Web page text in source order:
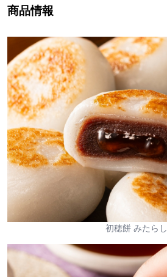
商品情報
初穂餅 みたらし